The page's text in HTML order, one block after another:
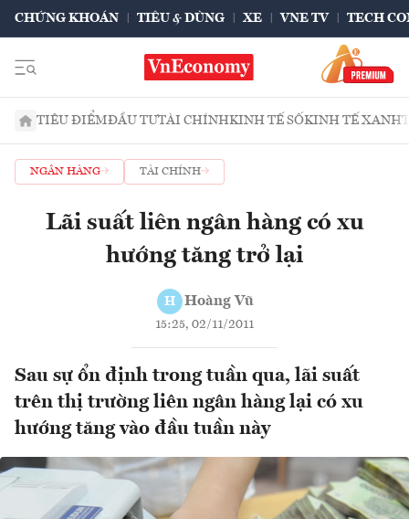
CHỨNG KHOÁN TIÊU & DÙNG XE VNE TV TECH
TIÊU ĐIỂMĐẦU TƯTÀI CHÍNHKINH TẾ SỐKINH TẾ XANH
NGÂN HÀNG TÀI CHÍNH
Lãi suất liên ngân hàng có xu
hướng tăng trở lại
H Hoàng Vũ
15:25, 02/11/2011
Sau sự ổn định trong tuần qua, lãi suất
trên thị trường liên ngân hàng lại có xu
hướng tăng vào đầu tuần này